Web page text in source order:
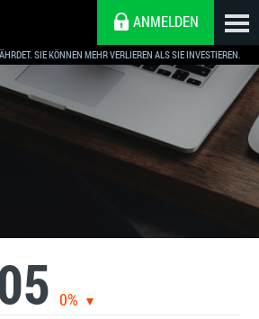
SIE KÖNNEN MEHR VERLIEREN ALS SIE INVESTIEREN.
ANMELDEN
0%